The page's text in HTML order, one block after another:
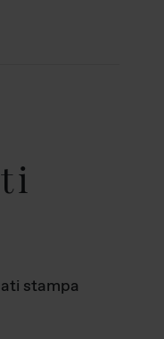
stampa